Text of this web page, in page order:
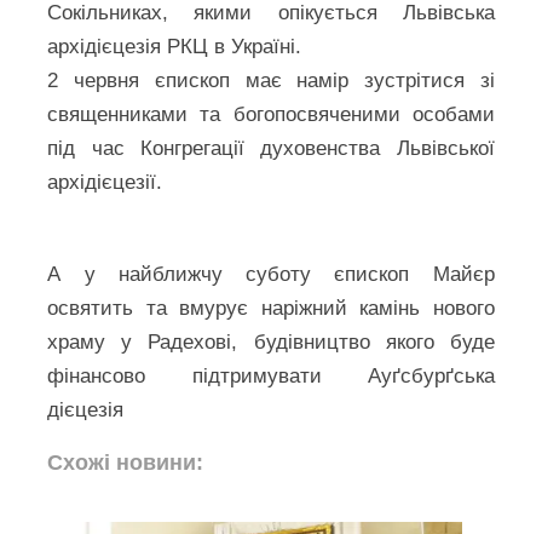
Сокільниках, якими опікується Львівська
архідієцезія РКЦ в Україні.
2 червня єпископ має намір зустрітися зі
священниками та богопосвяченими особами
під час Конгрегації духовенства Львівської
архідієцезії.
А у найближчу суботу єпископ Майєр
освятить та вмурує наріжний камінь нового
храму у Радехові, будівництво якого буде
фінансово підтримувати Ауґсбурґська
дієцезія
Схожі новини: